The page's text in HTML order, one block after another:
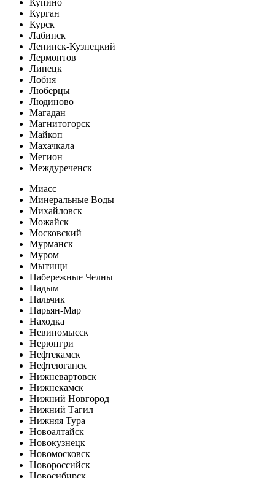
Курган
Курск
Лабинск
Ленинск-Кузнецкий
Лермонтов
Липецк
Лобня
Люберцы
Людиново
Магадан
Магнитогорск
Майкоп
Махачкала
Мегион
Междуреченск
Миасс
Минеральные Воды
Михайловск
Можайск
Московский
Мурманск
Муром
Мытищи
Набережные Челны
Надым
Нальчик
Нарьян-Мар
Находка
Невиномысск
Нерюнгри
Нефтекамск
Нефтеюганск
Нижневартовск
Нижнекамск
Нижний Новгород
Нижний Тагил
Нижняя Тура
Новоалтайск
Новокузнецк
Новомосковск
Новороссийск
Новосибирск